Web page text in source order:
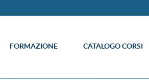
FORMAZIONE CATALOGO CORSI